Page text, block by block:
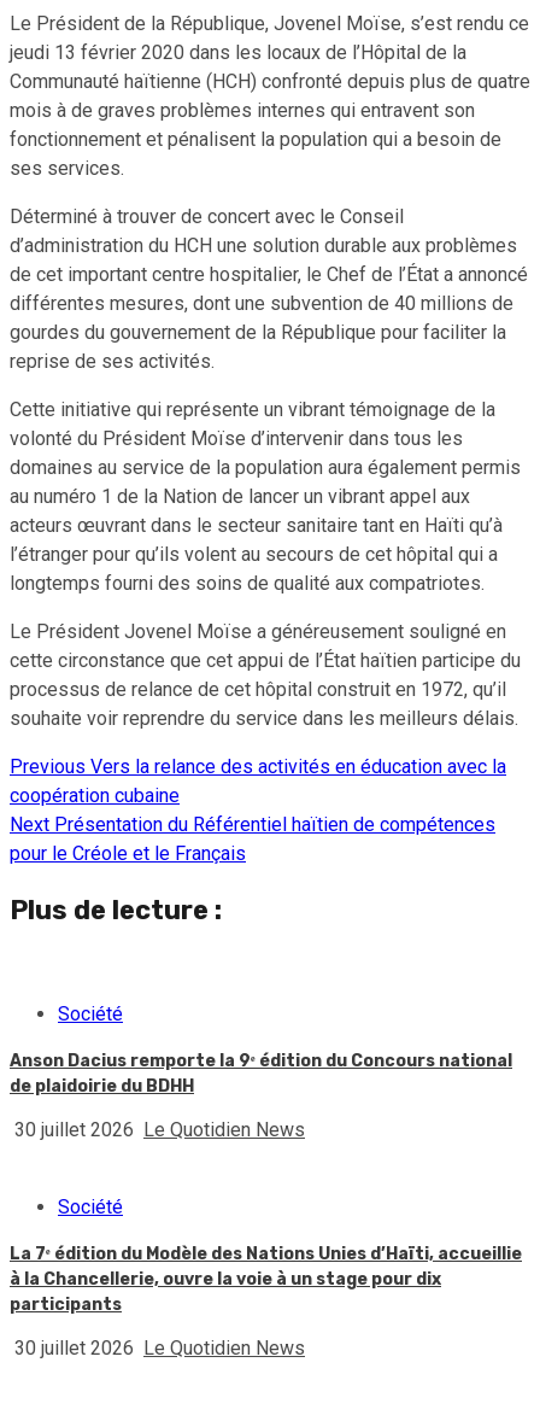
Le Président de la République, Jovenel Moïse, s’est rendu ce
jeudi 13 février 2020 dans les locaux de l’Hôpital de la
Communauté haïtienne (HCH) confronté depuis plus de quatre
mois à de graves problèmes internes qui entravent son
fonctionnement et pénalisent la population qui a besoin de
ses services.
Déterminé à trouver de concert avec le Conseil
d’administration du HCH une solution durable aux problèmes
de cet important centre hospitalier, le Chef de l’État a annoncé
différentes mesures, dont une subvention de 40 millions de
gourdes du gouvernement de la République pour faciliter la
reprise de ses activités.
Cette initiative qui représente un vibrant témoignage de la
volonté du Président Moïse d’intervenir dans tous les
domaines au service de la population aura également permis
au numéro 1 de la Nation de lancer un vibrant appel aux
acteurs œuvrant dans le secteur sanitaire tant en Haïti qu’à
l’étranger pour qu’ils volent au secours de cet hôpital qui a
longtemps fourni des soins de qualité aux compatriotes.
Le Président Jovenel Moïse a généreusement souligné en
cette circonstance que cet appui de l’État haïtien participe du
processus de relance de cet hôpital construit en 1972, qu’il
souhaite voir reprendre du service dans les meilleurs délais.
Continue
Reading
Previous Vers la relance des activités en éducation avec la
coopération cubaine
Next Présentation du Référentiel haïtien de compétences
pour le Créole et le Français
Plus de lecture :
Société
Anson Dacius remporte la 9ᵉ édition du Concours national
de plaidoirie du BDHH
30 juillet 2026 Le Quotidien News
Société
La 7ᵉ édition du Modèle des Nations Unies d’Haïti, accueillie
à la Chancellerie, ouvre la voie à un stage pour dix
participants
30 juillet 2026 Le Quotidien News